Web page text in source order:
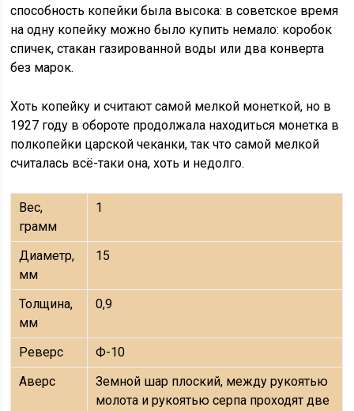
способность копейки была высока: в советское время
на одну копейку можно было купить немало: коробок
спичек, стакан газированной воды или два конверта
без марок.
Хоть копейку и считают самой мелкой монеткой, но в
1927 году в обороте продолжала находиться монетка в
полкопейки царской чеканки, так что самой мелкой
считалась всё-таки она, хоть и недолго.
Вес,
грамм
1
Диаметр,
мм
15
Толщина,
мм
0,9
Реверс
Ф-10
Аверс
Земной шар плоский, между рукоятью
молота и рукоятью серпа проходят две